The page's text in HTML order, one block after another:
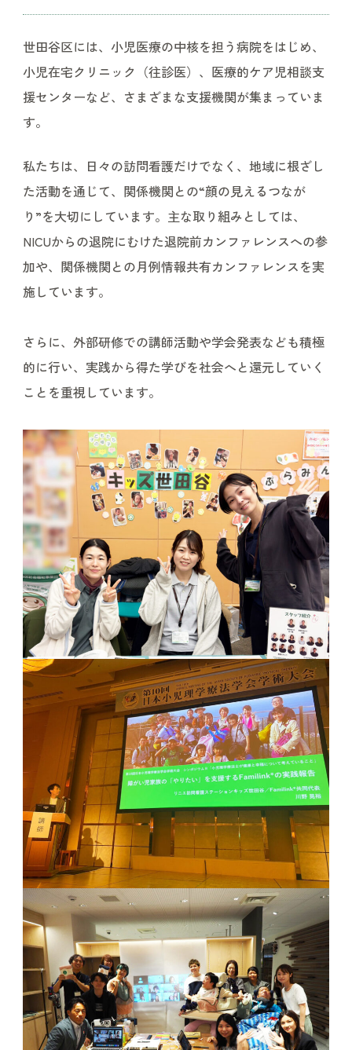
世田谷区には、小児医療の中核を担う病院をはじめ、
小児在宅クリニック（往診医）、医療的ケア児相談支
援センターなど、さまざまな支援機関が集まっていま
す。
私たちは、日々の訪問看護だけでなく、地域に根ざし
た活動を通じて、関係機関との“顔の見えるつなが
り”を大切にしています。主な取り組みとしては、
NICUからの退院にむけた退院前カンファレンスへの参
加や、関係機関との月例情報共有カンファレンスを実
施しています。
さらに、外部研修での講師活動や学会発表なども積極
的に行い、実践から得た学びを社会へと還元していく
ことを重視しています。